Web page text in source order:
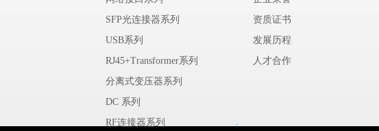
SFP光连接器系列
USB系列
RJ45+Transformer系列
分离式变压器系列
DC 系列
RF连接器系列
资质证书
发展历程
人才合作